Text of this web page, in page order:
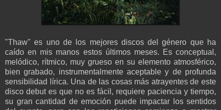
"Thaw" es uno de los mejores discos del género que ha
caído en mis manos estos últimos meses. Es conceptual,
melódico, rítmico, muy grueso en su elemento atmosférico,
bien grabado, instrumentalmente aceptable y de profunda
sensibilidad lírica. Una de las cosas más atrayentes de este
disco debut es que no es fácil, requiere paciencia y tiempo,
su gran cantidad de emoción puede impactar los sentidos